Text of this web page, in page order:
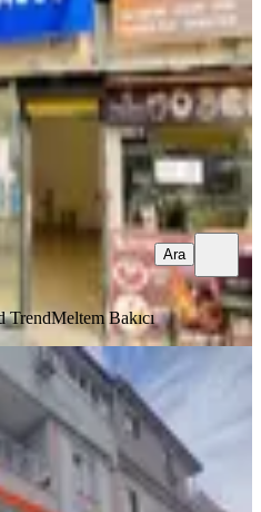
TrendMeltem Bakıcı
Ara
Ulusoy Caddesı Üzerinde
·1. Kat 04.05.2026